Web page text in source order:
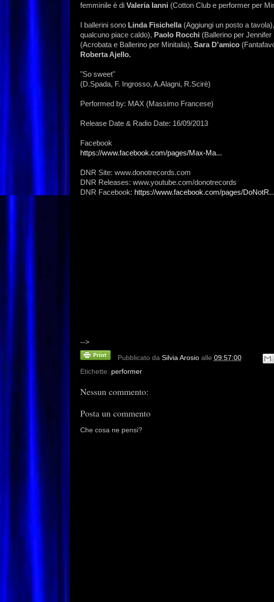
femminile è di Valeria Ianni (Cotton Club e performer per
I ballerini sono Linda Fisichella (Aggiungi un posto a tavola),
qualcuno piace caldo), Paolo Rocchi (Ballerino per
(Acrobata e Ballerino per Minitalia), Sara D'amico
Roberta Ajello.
"So sweet"
(D.Spada, F. Ingrosso, A.Alagni, R.Scirè)
Performed by: MAX (Massimo Francese)
Release Date & Radio Date: 16/09/2013
Facebook
https://www.facebook.com/pages/Max-Ma...
DNR Site: www.donotrecords.com
DNR Releases: www.youtube.com/donotrecords
DNR Facebook: https://www.facebook.com/pages/DoNotR...
-->
Pubblicato da Silvia Arosio alle 09:57:00
Etichette: performer
Nessun commento:
Posta un commento
Che cosa ne pensi?